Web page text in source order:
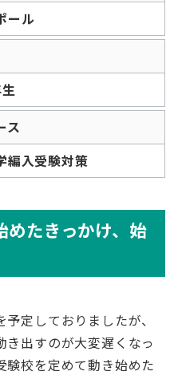
ール
ス
編入受験対策
たきっかけ、始
定しておりましたが、
出すのが大変遅くなっ
験校を定めて動き始めた